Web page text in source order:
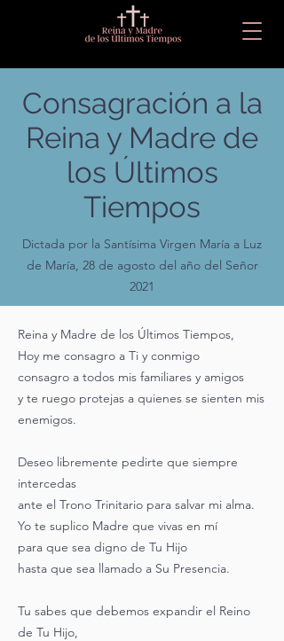
Consagración a la
Reina y Madre de
los Últimos
Tiempos
Dictada por la Santísima Virgen María a Luz
de María, 28 de agosto del año del Señor
2021
Reina y Madre de los Últimos Tiempos,
Hoy me consagro a Ti y conmigo
consagro a todos mis familiares y amigos
y te ruego protejas a quienes se sienten mis
enemigos.
Deseo libremente pedirte que siempre
intercedas
ante el Trono Trinitario para salvar mi alma.
Yo te suplico Madre que vivas en mí
para que sea digno de Tu Hijo
hasta que sea llamado a Su Presencia.
Tu sabes que debemos expandir el Reino
de Tu Hijo,